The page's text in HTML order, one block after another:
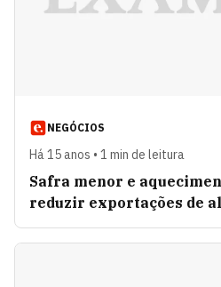
NEGÓCIOS
Há 15 anos • 1 min de leitura
Safra menor e
reduzir exportações de